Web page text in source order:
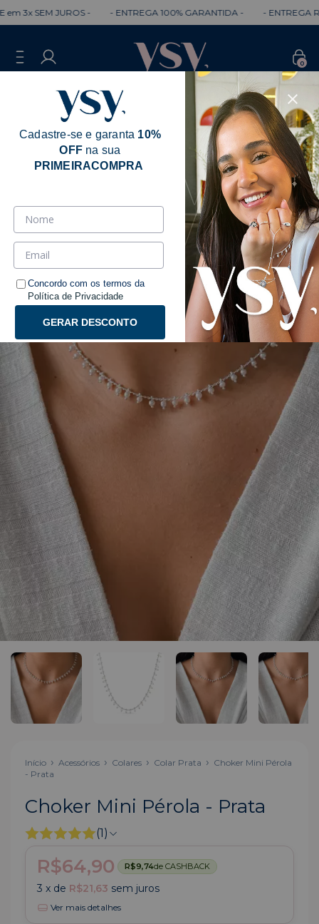
SEM JUROS - - ENTREGA 100% GARANTIDA - - ENTREGA
0
Início Acessórios Colares Colar Prata
Choker Mini Pérola
- Prata
Choker Mini Pérola - Prata
(1)
R$64,90 R$9,74de CASHBACK
3 x de R$21,63 sem juros
Ver mais detalhes
Cadastre-se e garanta 10%
OFF na sua
PRIMEIRACOMPRA
Concordo com os termos da
Política de Privacidade
GERAR DESCONTO